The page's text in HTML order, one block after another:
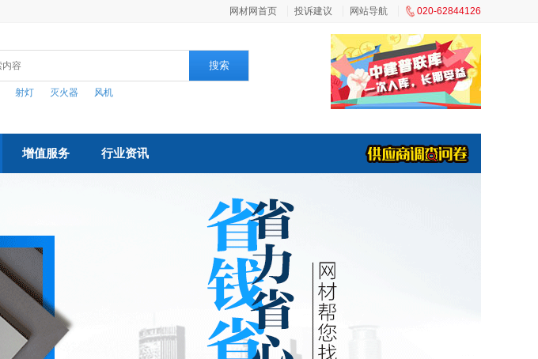
网材网首页 投诉建议 网站导航 020-62844126
搜索
射灯 灭火器 风机
增值服务 行业资讯